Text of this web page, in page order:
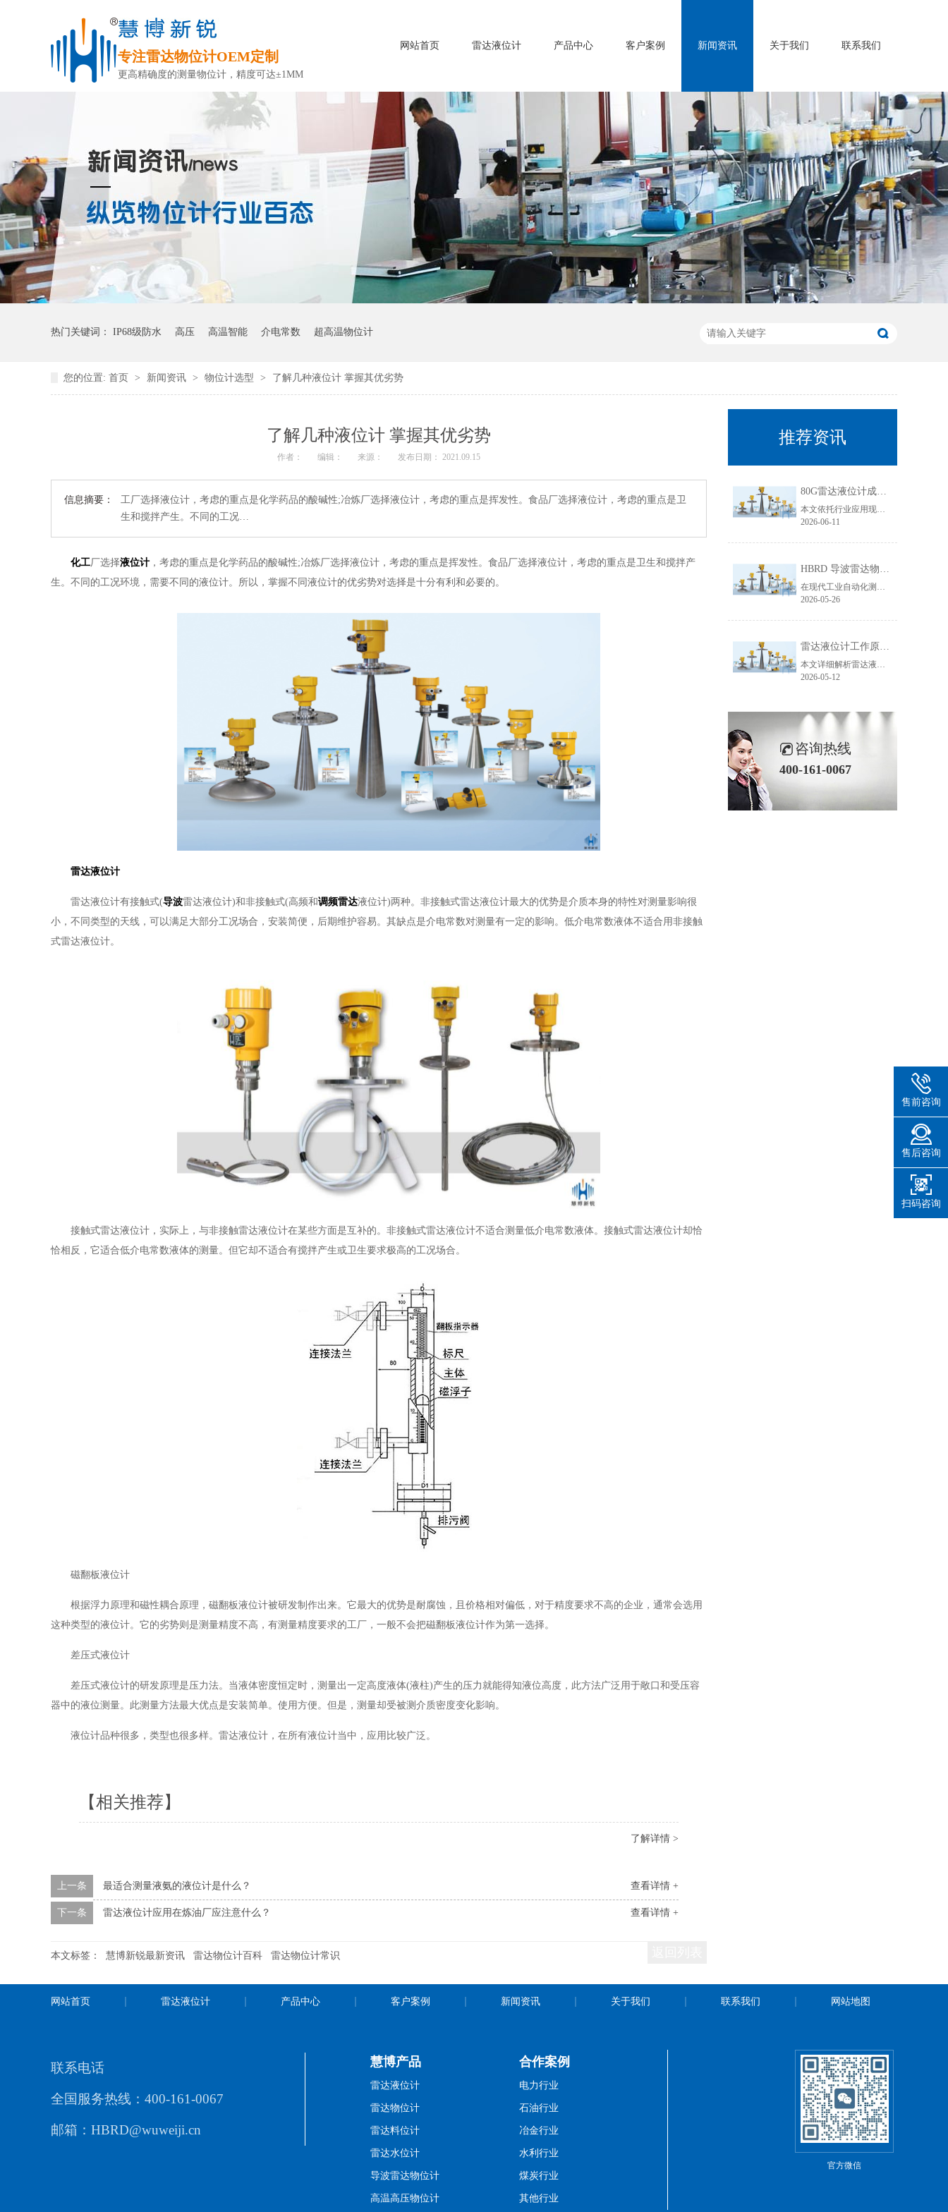
专注雷达物位计OEM定制
更高精确度的测量物位计，精度可达±1MM
网站首页 雷达液位计 产品中心 客户案例 新闻资讯 关于我们 联系我们
热门关键词： IP68级防水 高压 高温智能 介电常数 超高温物位计
您的位置: 首页 > 新闻资讯 > 物位计选型 > 了解几种液位计 掌握其优劣势
了解几种液位计 掌握其优劣势
作者： 编辑： 来源： 发布日期： 2021.09.15
信息摘要：
工厂选择液位计，考虑的重点是化学药品的酸碱性;冶炼厂选择液位计，考虑的重点是挥发性。食品厂选择液位计，考虑的重点是卫
生和搅拌产生。不同的工况…
化工厂选择液位计 ，考虑的重点是化学药品的酸碱性;冶炼厂选择液位计，考虑的重点是挥发性。食品厂选择液位计，考虑的重点是卫生和搅拌产
生。不同的工况环境，需要不同的液位计。所以，掌握不同液位计的优劣势对选择是十分有利和必要的。
雷达液位计
雷达液位计有接触式(导波雷达液位计)和非接触式(高频和调频雷达液位计)两种。非接触式雷达液位计最大的优势是介质本身的特性对测量影响很
小，不同类型的天线，可以满足大部分工况场合，安装简便，后期维护容易。其缺点是介电常数对测量有一定的影响。低介电常数液体不适合用非接触
式雷达液位计。
接触式雷达液位计，实际上，与非接触雷达液位计在某些方面是互补的。非接触式雷达液位计不适合测量低介电常数液体。接触式雷达液位计却恰
恰相反，它适合低介电常数液体的测量。但它却不适合有搅拌产生或卫生要求极高的工况场合。
磁翻板液位计
根据浮力原理和磁性耦合原理，磁翻板液位计被研发制作出来。它最大的优势是耐腐蚀，且价格相对偏低，对于精度要求不高的企业，通常会选用
这种类型的液位计。它的劣势则是测量精度不高，有测量精度要求的工厂，一般不会把磁翻板液位计作为第一选择。
差压式液位计
差压式液位计的研发原理是压力法。当液体密度恒定时，测量出一定高度液体(液柱)产生的压力就能得知液位高度，此方法广泛用于敞口和受压容
器中的液位测量。此测量方法最大优点是安装简单。使用方便。但是，测量却受被测介质密度变化影响。
液位计品种很多，类型也很多样。雷达液位计，在所有液位计当中，应用比较广泛。
【相关推荐】
了解详情 >
查看详情 +
上一条 最适合测量液氨的液位计是什么？
查看详情 +
下一条 雷达液位计应用在炼油厂应注意什么？
本文标签： 慧博新锐最新资讯 雷达物位计百科 雷达物位计常识
推荐资讯
80G雷达液位计成行业主流！国产雷达液位计五大发展趋势解析
本文依托行业应用现状与技术迭代规律，聚焦80G雷达液位计技术升级核心，从高频迭代普及、数字化智能升级、工况专属定制、一体化结构优化、安全合规升级五大维度，深度拆解国产雷达液位计未来发展趋势，贴合工业选型需求与搜索引擎收录规则，为行业技术升级、设备采购改造提供专业参考。
2026-06-11
HBRD 导波雷达物位计全面介绍、应用场景及核心优势
在现代工业自动化测控领域，物位监测是生产线稳定运行、仓储管理、工艺调控的重要环节。面对粘稠介质、易结晶物料、低介电常数介质、狭小罐体、强腐蚀工况等复杂测量环境，传统液位、料位仪表常常出现测量不准、卡料、失灵、寿命短等问题。而HBRD导波雷达物位计凭借成熟的技术架构与稳定的实测表现，成为工业现场主流的精密物位测量设备。
2026-05-26
雷达液位计工作原理_精准测量储罐液位的方法-毫米级精度保障
本文详细解析雷达液位计精准测量的核心原理、主流技术、关键步骤及应用场景，助力企业了解雷达液位计工作逻辑，选型适配各类储罐测量需求。
2026-05-12
咨询热线
400-161-0067
网站首页 雷达液位计 产品中心 客户案例 新闻资讯 关于我们 联系我们 网站地图
联系电话
全国服务热线：400-161-0067
邮箱：HBRD@wuweiji.cn
慧博产品
雷达液位计
雷达物位计
雷达料位计
雷达水位计
导波雷达物位计
高温高压物位计
合作案例
电力行业
石油行业
冶金行业
水利行业
煤炭行业
其他行业
官方微信
售前咨询
售后咨询
扫码咨询